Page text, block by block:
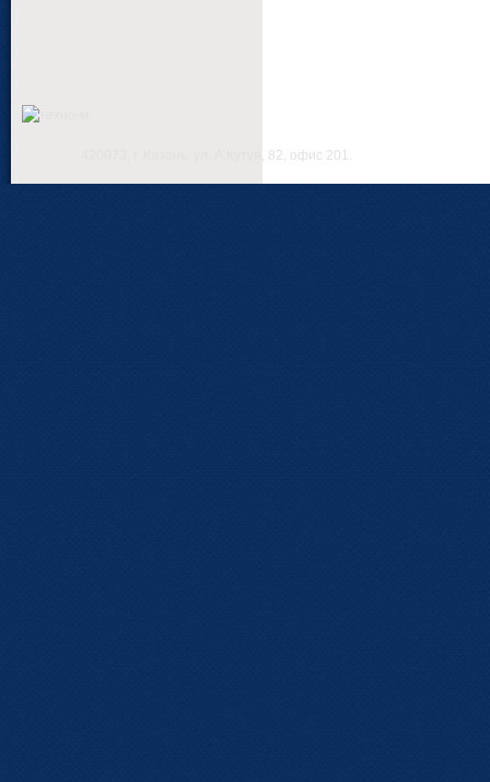
420073, г. Казань, ул. А.Кутуя, 82, офис 201.